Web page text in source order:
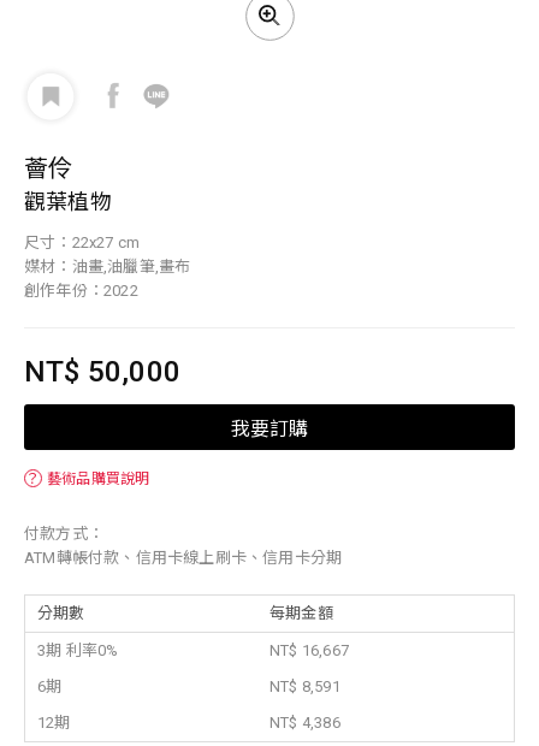
薈伶
觀葉植物
尺寸：22x27 cm
媒材：油畫,油臘筆,畫布
創作年份：2022
NT$ 50,000
我要訂購
？ 藝術品購買說明
付款方式：
ATM轉帳付款、信用卡線上刷卡、信用卡分期
分期數 每期金額
3期 利率0%
NT$ 16,667
6期
NT$ 8,591
12期
NT$ 4,386